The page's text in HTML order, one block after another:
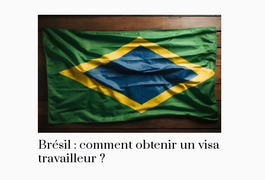
Brésil : comment obtenir un visa
travailleur ?